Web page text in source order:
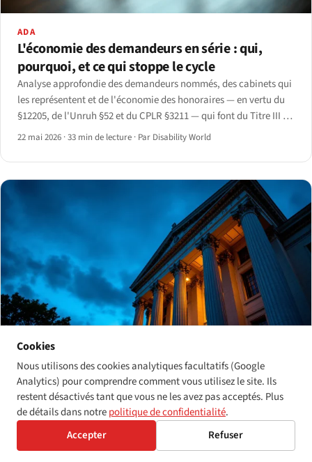
ADA
L'économie des demandeurs en série : qui,
pourquoi, et ce qui stoppe le cycle
Analyse approfondie des demandeurs nommés, des cabinets qui
les représentent et de l'économie des honoraires — en vertu du
§12205, de l'Unruh §52 et du CPLR §3211 — qui font du Titre III de
l'ADA la loi sur les droits civils la plus portée par les avocats du
22 mai 2026 ·33 min de lecture · Par Disability World
ADA
Demandeurs en série contre demandeurs
individuels : qui pilote réellement l'application
du Titre III de l'ADA en 2026
Environ 12 000 actions Titre III de l'ADA ont été déposées en 2024,
Cookies
Nous utilisons des cookies analytiques facultatifs (Google
Analytics) pour comprendre comment vous utilisez le site. Ils
restent désactivés tant que vous ne les avez pas acceptés. Plus
de détails dans notrepolitique de confidentialité.
Accepter
Refuser